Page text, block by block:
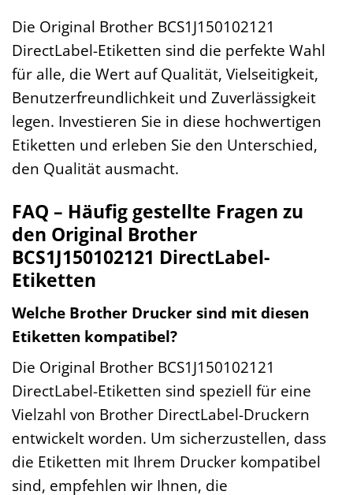
Die Original Brother BCS1J150102121
DirectLabel-Etiketten sind die perfekte Wahl
für alle, die Wert auf Qualität, Vielseitigkeit,
Benutzerfreundlichkeit und Zuverlässigkeit
legen. Investieren Sie in diese hochwertigen
Etiketten und erleben Sie den Unterschied,
den Qualität ausmacht.
FAQ – Häufig gestellte Fragen zu
den Original Brother
BCS1J150102121 DirectLabel-
Etiketten
Welche Brother Drucker sind mit diesen
Etiketten kompatibel?
Die Original Brother BCS1J150102121
DirectLabel-Etiketten sind speziell für eine
Vielzahl von Brother DirectLabel-Druckern
entwickelt worden. Um sicherzustellen, dass
die Etiketten mit Ihrem Drucker kompatibel
sind, empfehlen wir Ihnen, die